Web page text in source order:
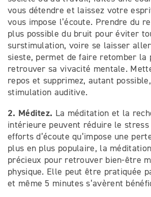
vous détendre et laissez votre
vous impose l’écoute. Prendre du
plus possible du bruit pour éviter
surstimulation, voire se laisser
sieste, permet de faire retomber la
retrouver sa vivacité mentale.
repos et supprimez, autant
stimulation auditive.
2. Méditez. La méditation et la
intérieure peuvent réduire le
efforts d’écoute qu’impose une
plus en plus populaire, la
précieux pour retrouver bien-être
physique. Elle peut être pratiquée
et même 5 minutes s’avèrent